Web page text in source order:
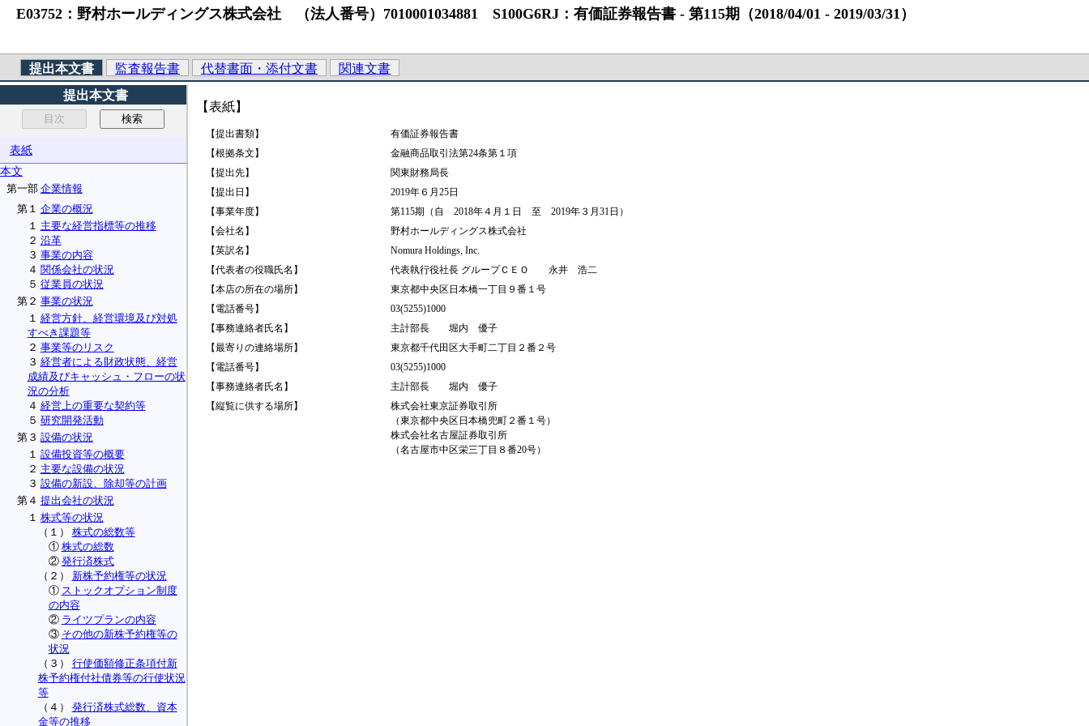
E03752：野村ホールディングス株式会社 （法人番号）7010001034881 S100G6RJ：有価証券報告書 ‐ 第115期（2018/04/01 ‐ 2019/03/31）
提出本文書 監査報告書 代替書面・添付文書
関連文書
提出本文書